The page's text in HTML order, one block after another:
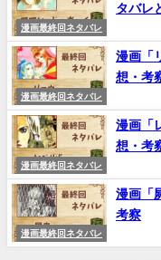
漫画最終回ネタバレ
タバレ
漫画最終回ネタバレ
漫画「
想・考
漫画最終回ネタバレ
漫画「
想・考
漫画最終回ネタバレ
漫画「
考察